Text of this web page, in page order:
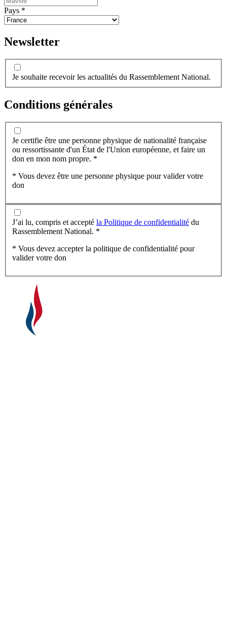
Pays *
Newsletter
Je souhaite recevoir les actualités du Rassemblement National.
Conditions générales
Je certifie être une personne physique de nationalité française
ou ressortissante d'un État de l'Union européenne, et faire un
don en mon nom propre. *
* Vous devez être une personne physique pour valider votre
don
J’ai lu, compris et accepté la Politique de confidentialité du
Rassemblement National. *
* Vous devez accepter la politique de confidentialité pour
valider votre don